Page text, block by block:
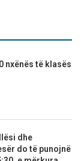
nxënës të klasës
dhe
do të punojnë